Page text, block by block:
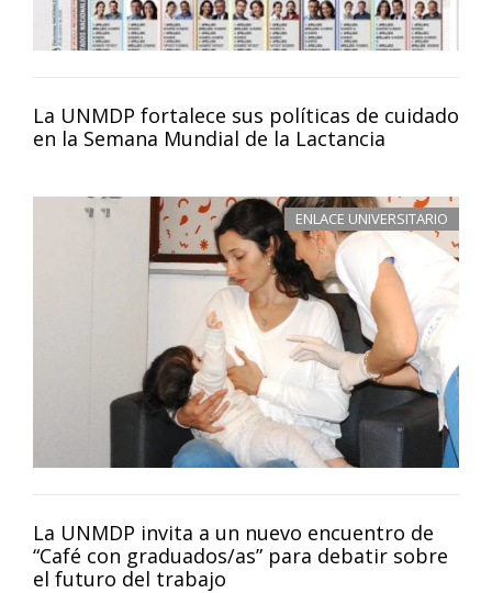
La UNMDP fortalece sus políticas de cuidado
en la Semana Mundial de la Lactancia
ENLACE UNIVERSITARIO
La UNMDP invita a un nuevo encuentro de
“Café con graduados/as” para debatir sobre
el futuro del trabajo